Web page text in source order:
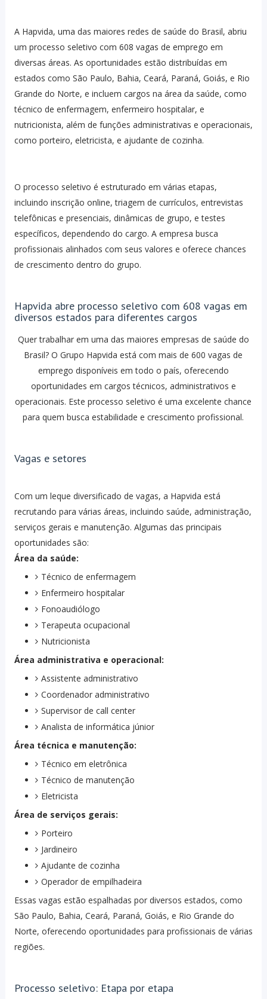
A Hapvida, uma das maiores redes de saúde do Brasil, abriu
um processo seletivo com 608 vagas de emprego em
diversas áreas. As oportunidades estão distribuídas em
estados como São Paulo, Bahia, Ceará, Paraná, Goiás, e Rio
Grande do Norte, e incluem cargos na área da saúde, como
técnico de enfermagem, enfermeiro hospitalar, e
nutricionista, além de funções administrativas e operacionais,
como porteiro, eletricista, e ajudante de cozinha.
O processo seletivo é estruturado em várias etapas,
incluindo inscrição online, triagem de currículos, entrevistas
telefônicas e presenciais, dinâmicas de grupo, e testes
específicos, dependendo do cargo. A empresa busca
profissionais alinhados com seus valores e oferece chances
de crescimento dentro do grupo.
Hapvida abre processo seletivo com 608 vagas em
diversos estados para diferentes cargos
Quer trabalhar em uma das maiores empresas de saúde do
Brasil? O Grupo Hapvida está com mais de 600 vagas de
emprego disponíveis em todo o país, oferecendo
oportunidades em cargos técnicos, administrativos e
operacionais. Este processo seletivo é uma excelente chance
para quem busca estabilidade e crescimento profissional.
Vagas e setores
Com um leque diversificado de vagas, a Hapvida está
recrutando para várias áreas, incluindo saúde, administração,
serviços gerais e manutenção. Algumas das principais
oportunidades são:
Área da saúde:
Técnico de enfermagem
Enfermeiro hospitalar
Fonoaudiólogo
Terapeuta ocupacional
Nutricionista
Área administrativa e operacional:
Assistente administrativo
Coordenador administrativo
Supervisor de call center
Analista de informática júnior
Área técnica e manutenção:
Técnico em eletrônica
Técnico de manutenção
Eletricista
Área de serviços gerais:
Porteiro
Jardineiro
Ajudante de cozinha
Operador de empilhadeira
Essas vagas estão espalhadas por diversos estados, como
São Paulo, Bahia, Ceará, Paraná, Goiás, e Rio Grande do
Norte, oferecendo oportunidades para profissionais de várias
regiões.
Processo seletivo: Etapa por etapa